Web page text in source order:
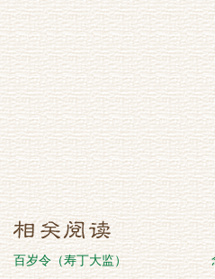
百岁令（寿丁大监）